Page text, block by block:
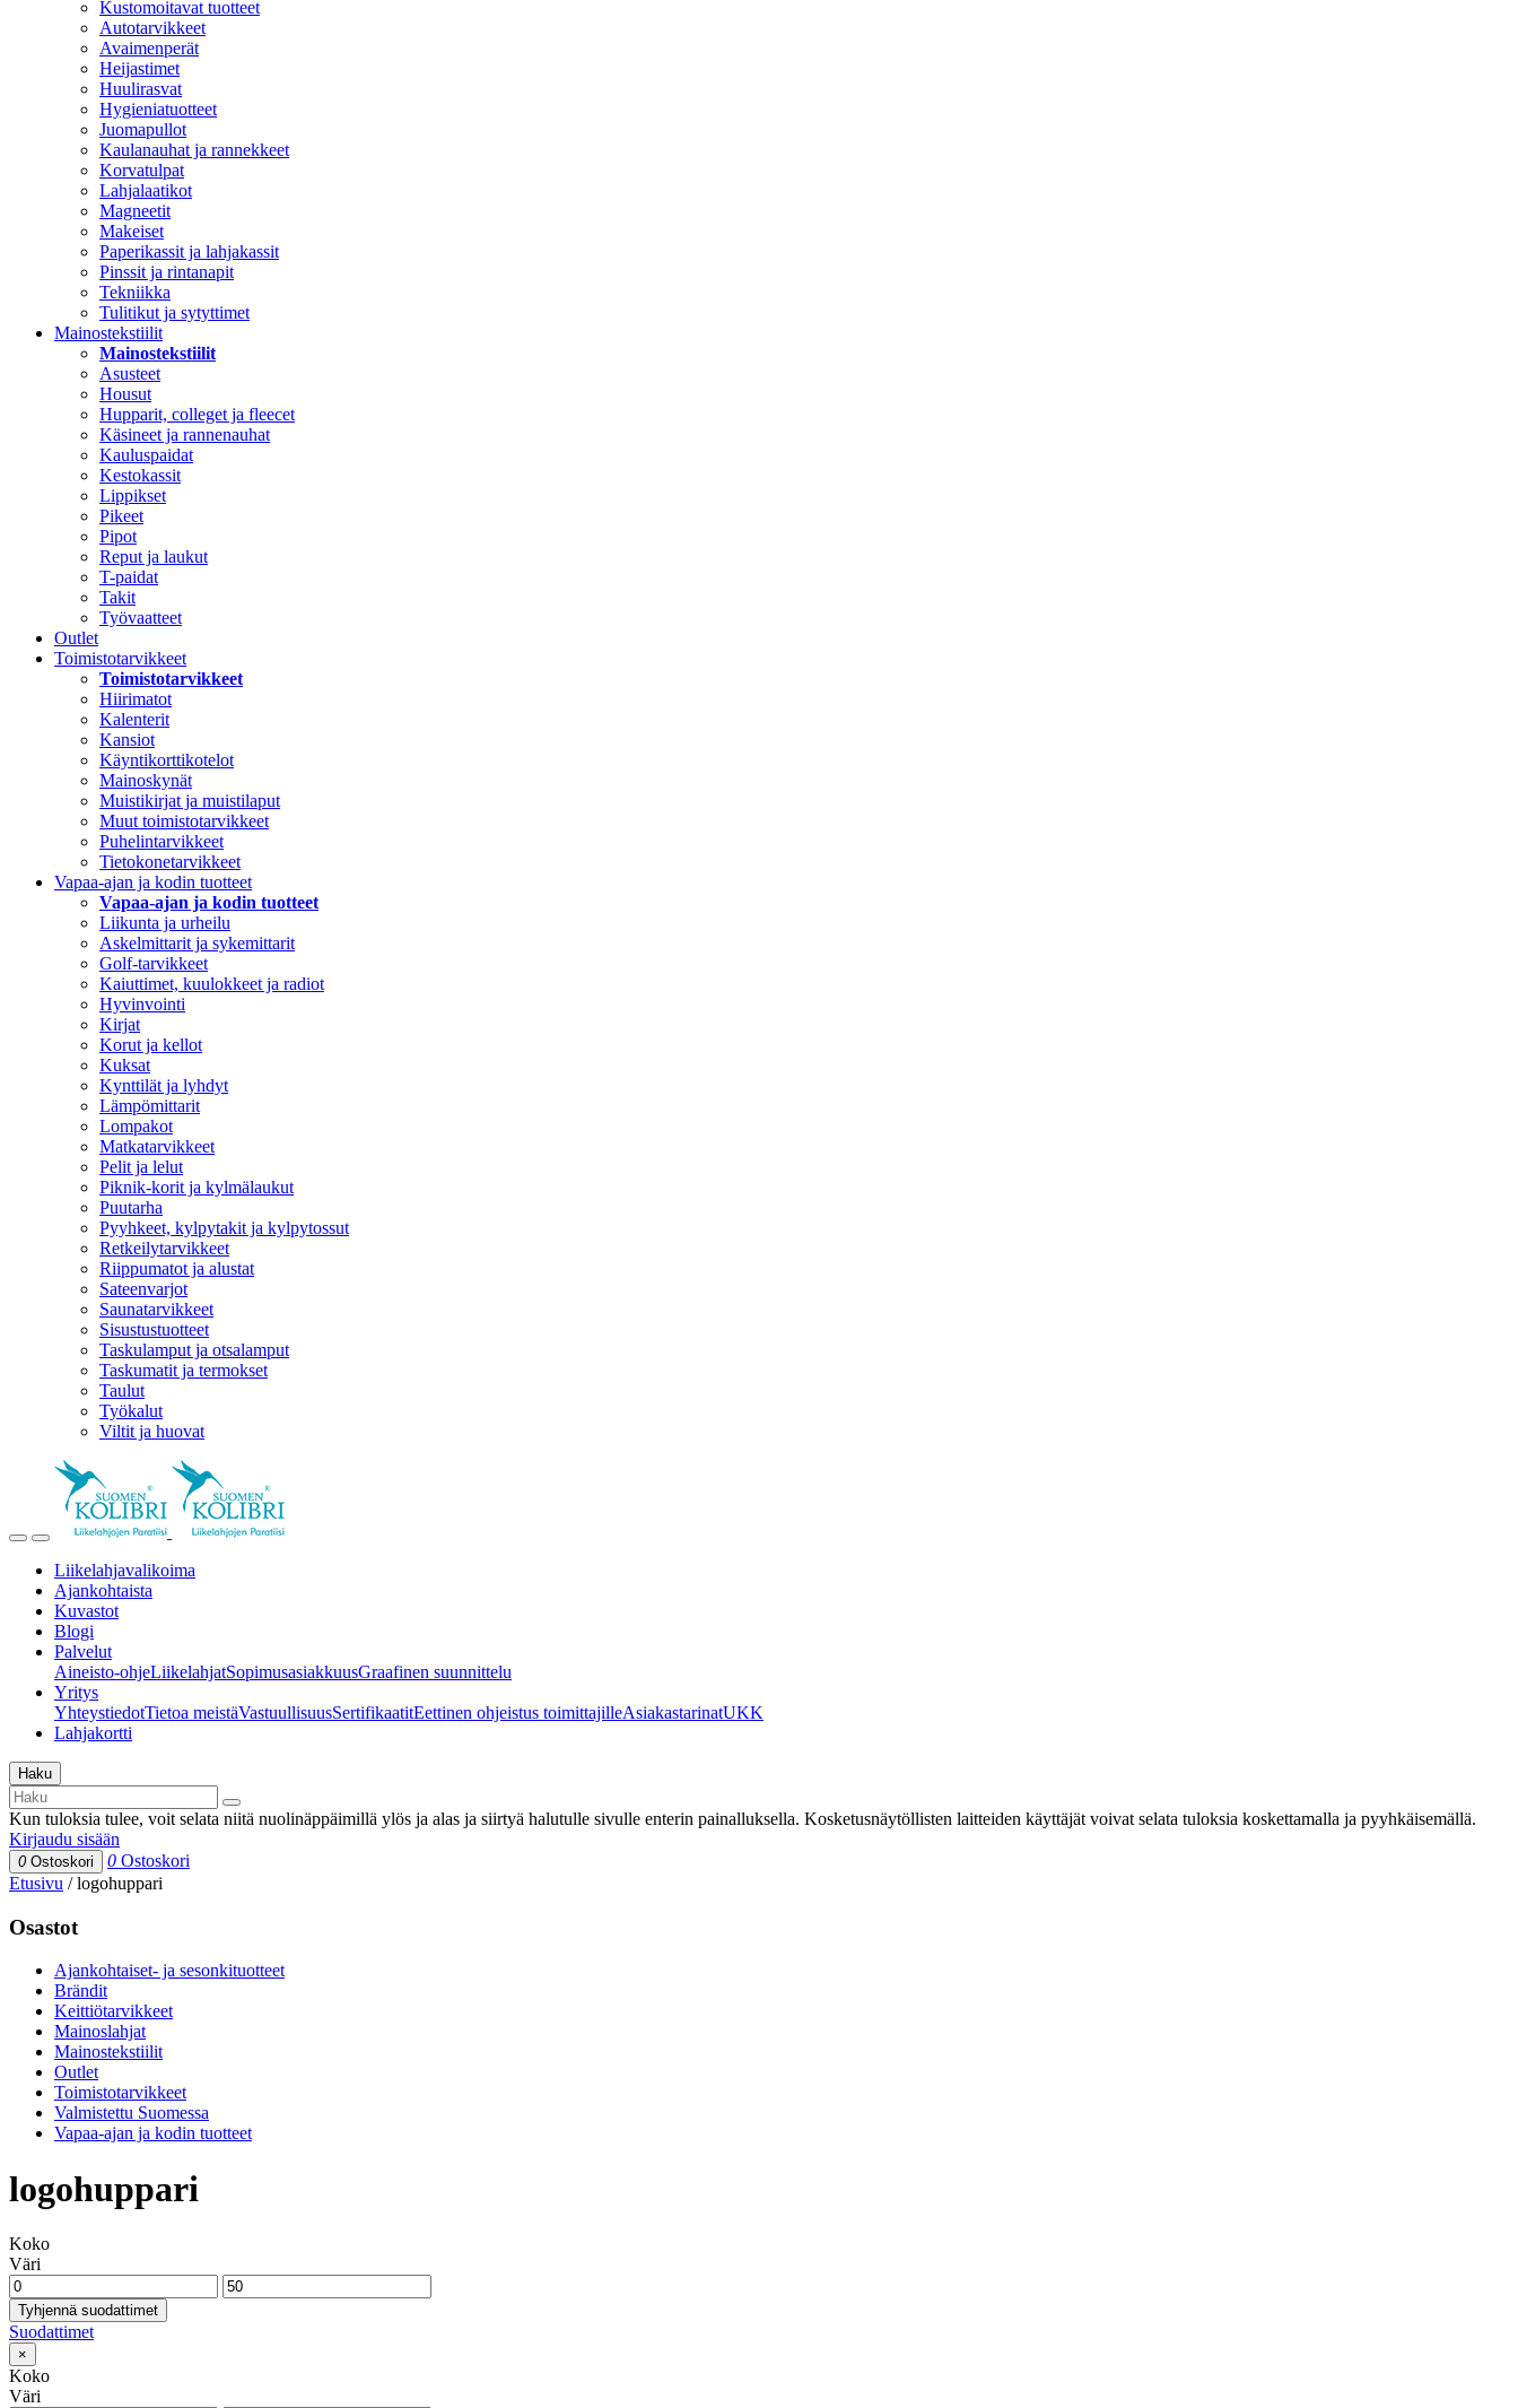
Kustomoitavat tuotteet
Autotarvikkeet
Avaimenperät
Heijastimet
Huulirasvat
Hygieniatuotteet
Juomapullot
Kaulanauhat ja rannekkeet
Korvatulpat
Lahjalaatikot
Magneetit
Makeiset
Paperikassit ja lahjakassit
Pinssit ja rintanapit
Tekniikka
Tulitikut ja sytyttimet
Mainostekstiilit
Mainostekstiilit
Asusteet
Housut
Hupparit, colleget ja fleecet
Käsineet ja rannenauhat
Kauluspaidat
Kestokassit
Lippikset
Pikeet
Pipot
Reput ja laukut
T-paidat
Takit
Työvaatteet
Outlet
Toimistotarvikkeet
Toimistotarvikkeet
Hiirimatot
Kalenterit
Kansiot
Käyntikorttikotelot
Mainoskynät
Muistikirjat ja muistilaput
Muut toimistotarvikkeet
Puhelintarvikkeet
Tietokonetarvikkeet
Vapaa-ajan ja kodin tuotteet
Vapaa-ajan ja kodin tuotteet
Liikunta ja urheilu
Askelmittarit ja sykemittarit
Golf-tarvikkeet
Kaiuttimet, kuulokkeet ja radiot
Hyvinvointi
Kirjat
Korut ja kellot
Kuksat
Kynttilät ja lyhdyt
Lämpömittarit
Lompakot
Matkatarvikkeet
Pelit ja lelut
Piknik-korit ja kylmälaukut
Puutarha
Pyyhkeet, kylpytakit ja kylpytossut
Retkeilytarvikkeet
Riippumatot ja alustat
Sateenvarjot
Saunatarvikkeet
Sisustustuotteet
Taskulamput ja otsalamput
Taskumatit ja termokset
Taulut
Työkalut
Viltit ja huovat
Liikelahjavalikoima
Ajankohtaista
Kuvastot
Blogi
Palvelut
Aineisto-ohjeLiikelahjatSopimusasiakkuusGraafinen suunnittelu
Yritys
YhteystiedotTietoa meistäVastuullisuusSertifikaatitEettinen ohjeistus toimittajilleAsiakastarinatUKK
Lahjakortti
Haku
Kun tuloksia tulee, voit selata niitä nuolinäppäimillä ylös ja alas ja siirtyä halutulle sivulle enterin painalluksella. Kosketusnäytöllisten laitteiden käyttäjät voivat selata tuloksia koskettamalla ja pyyhkäisemällä.
Kirjaudu sisään
0 Ostoskori 0 Ostoskori
Etusivu /logohuppari
Osastot
Ajankohtaiset- ja sesonkituotteet
Brändit
Keittiötarvikkeet
Mainoslahjat
Mainostekstiilit
Outlet
Toimistotarvikkeet
Valmistettu Suomessa
Vapaa-ajan ja kodin tuotteet
logohuppari
Koko
Väri
Tyhjennä suodattimet
Suodattimet
×
Koko
Väri